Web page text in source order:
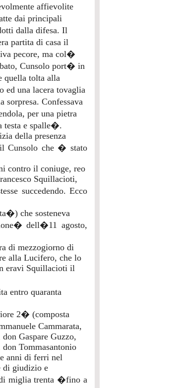
affievolite
dai principali
dalla difesa. Il
partita di casa il
pecore, ma col�
Cunsolo port� in
quella tolta alla
una lacera tovaglia
sorpresa. Confessava
per una pietra
testa e spalle�.
della presenza
il Cunsolo che � stato
contro il coniuge, reo
Squillacioti,
succedendo. Ecco
che sosteneva
dell�11 agosto,
di mezzogiorno di
alla Lucifero, che lo
eravi Squillacioti il
entro quaranta
2� (composta
Cammarata,
Gaspare Guzzo,
Tommasantonio
anni di ferri nel
di giudizio e
miglia trenta �fino a